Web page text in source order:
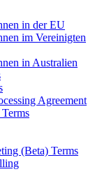
in der EU
im Vereinigten
in Australien
Agreement
(Beta) Terms